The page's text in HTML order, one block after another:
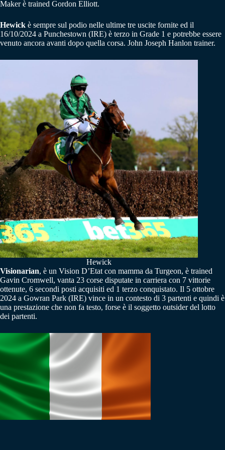
Maker è trained Gordon Elliott.
Hewick è sempre sul podio nelle ultime tre uscite fornite ed il
16/10/2024 a Punchestown (IRE) è terzo in Grade 1 e potrebbe essere
venuto ancora avanti dopo quella corsa. John Joseph Hanlon trainer.
Hewick
Visionarian, è un Vision D’Etat con mamma da Turgeon, è trained
Gavin Cromwell, vanta 23 corse disputate in carriera con 7 vittorie
ottenute, 6 secondi posti acquisiti ed 1 terzo conquistato. Il 5 ottobre
2024 a Gowran Park (IRE) vince in un contesto di 3 partenti e quindi è
una prestazione che non fa testo, forse è il soggetto outsider del lotto
dei partenti.